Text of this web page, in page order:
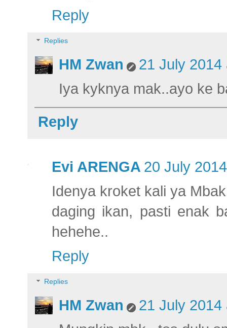
Reply
Replies
HM Zwan
21 July 2014
Iya kyknya mak..ayo ke
Reply
Evi ARENGA 20 July
Idenya kroket kali ya
daging ikan, pasti enak
hehehe..
Reply
Replies
HM Zwan
21 July 2014